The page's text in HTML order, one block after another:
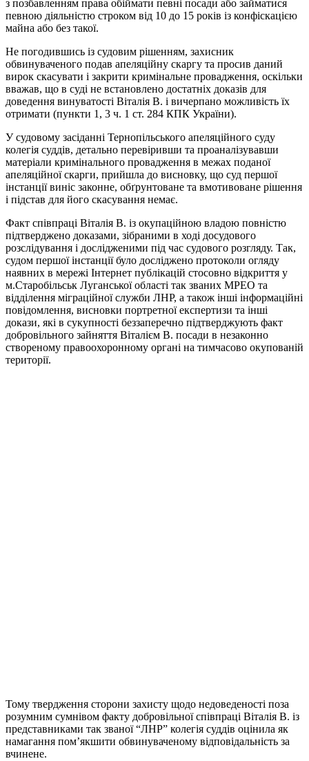
з позбавленням права обіймати певні посади або займатися
певною діяльністю строком від 10 до 15 років із конфіскацією
майна або без такої.
Не погодившись із судовим рішенням, захисник
обвинуваченого подав апеляційну скаргу та просив даний
вирок скасувати і закрити кримінальне провадження, оскільки
вважав, що в суді не встановлено достатніх доказів для
доведення винуватості Віталія В. і вичерпано можливість їх
отримати (пункти 1, 3 ч. 1 ст. 284 КПК України).
У судовому засіданні Тернопільського апеляційного суду
колегія суддів, детально перевіривши та проаналізувавши
матеріали кримінального провадження в межах поданої
апеляційної скарги, прийшла до висновку, що суд першої
інстанції виніс законне, обґрунтоване та вмотивоване рішення
і підстав для його скасування немає.
Факт співпраці Віталія В. із окупаційною владою повністю
підтверджено доказами, зібраними в ході досудового
розслідування і дослідженими під час судового розгляду. Так,
судом першої інстанції було досліджено протоколи огляду
наявних в мережі Інтернет публікацій стосовно відкриття у
м.Старобільськ Луганської області так званих МРЕО та
відділення міграційної служби ЛНР, а також інші інформаційні
повідомлення, висновки портретної експертизи та інші
докази, які в сукупності беззаперечно підтверджують факт
добровільного зайняття Віталієм В. посади в незаконно
створеному правоохоронному органі на тимчасово окупованій
території.
Тому твердження сторони захисту щодо недоведеності поза
розумним сумнівом факту добровільної співпраці Віталія В. із
представниками так званої “ЛНР” колегія суддів оцінила як
намагання пом’якшити обвинуваченому відповідальність за
вчинене.